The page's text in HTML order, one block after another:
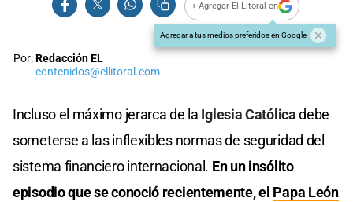
+ Agregar El Litoral en
Agregar a tus medios preferidos en Google
Por:Redacción EL
contenidos@ellitoral.com
Incluso el máximo jerarca de la Iglesia Católicadebe
someterse a las inflexibles normas de seguridad del
sistema financiero internacional. En un insólito
episodio que se conoció recientemente, el Papa León